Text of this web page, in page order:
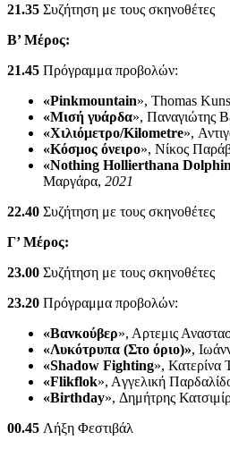
21.35 Συζήτηση με τους σκηνοθέτες
Β’ Μέρος:
21.45 Πρόγραμμα προβολών:
«Pinkmountain», Thomas
«Μισή γυάρδα», Παναγιώτης
«Χιλιόμετρο/Kilometre»,
«Κόσμος όνειρο», Νίκος
«Nothing Hollierthana Dolphin
Μαργάρα, 2021
22.40 Συζήτηση με τους σκηνοθέτες
Γ’ Μέρος:
23.00 Συζήτηση με τους σκηνοθέτες
23.20 Πρόγραμμα προβολών:
«Βανκούβερ», Αρτεμις
«Λυκότρυπα (Στο όριο)»,
«Shadow Fighting», Κατερίνα
«Flikflok», Aγγελική
«Birthday», Δημήτρης
00.45 Λήξη Φεστιβάλ